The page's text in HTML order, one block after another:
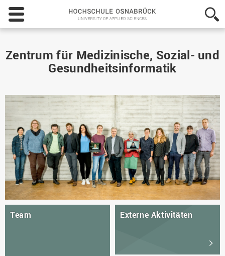
Hochschule
Osnabrück
-
of
Applied
Sciences
Zentrum für Medizinische, Sozial- und
Gesundheitsinformatik
Team Externe Aktivitäten